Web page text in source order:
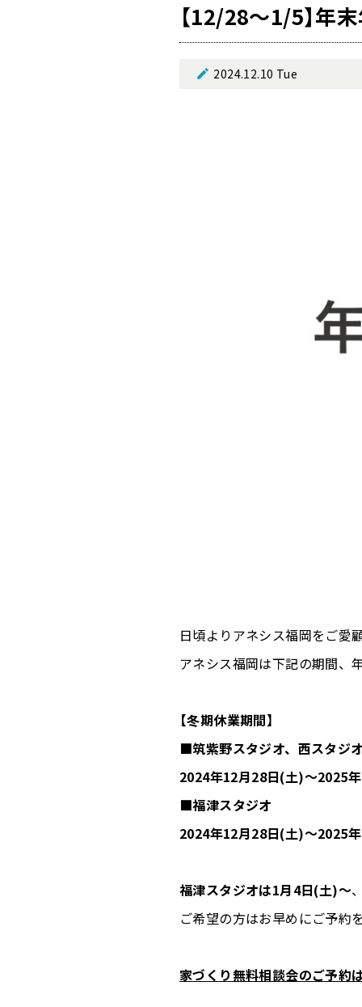
【12/28～1/5】年
2024.12.10 Tue
日頃よりアネシス福岡をご愛
アネシス福岡は下記の期間、
【冬期休業期間】
■筑紫野スタジオ、西スタジ
2024年12月28日(土)～2025
■福津スタジオ
2024年12月28日(土)～2025
福津スタジオは1月4日(土)～
ご希望の方はお早めにご予約
家づくり無料相談会のご予約